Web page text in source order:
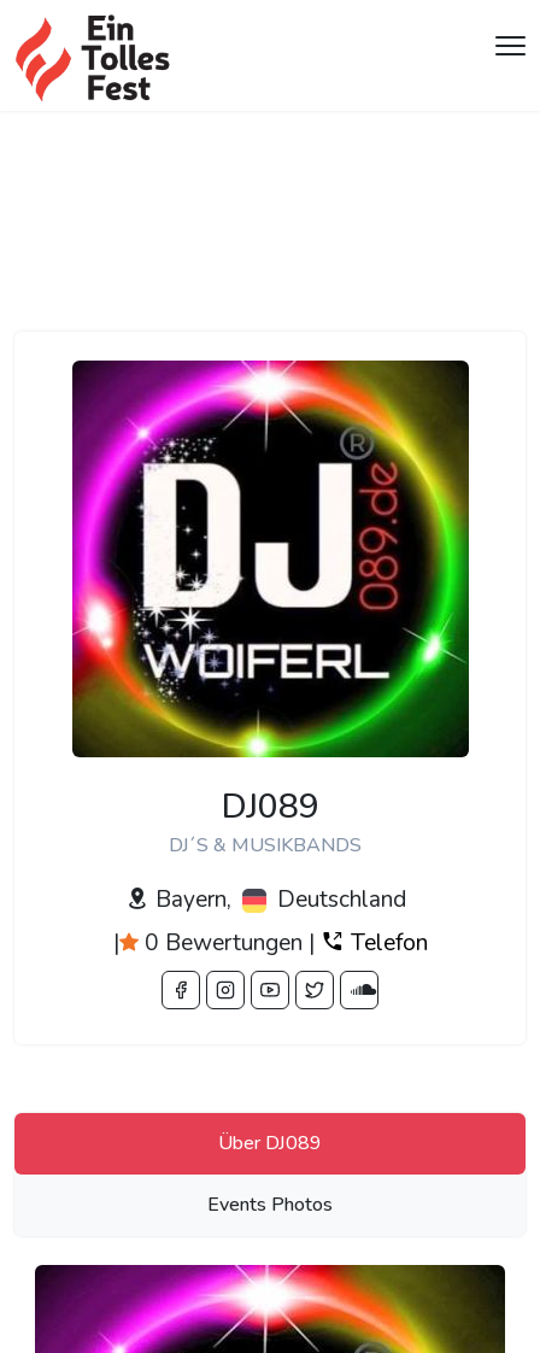
DJ089
DJ´S & MUSIKBANDS
Bayern,
Deutschland
|
0 Bewertungen | Telefon
Über DJ089
Events Photos